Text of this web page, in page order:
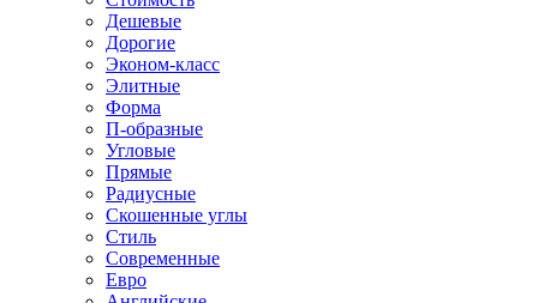
Дешевые
Дорогие
Эконом-класс
Элитные
Форма
П-образные
Угловые
Прямые
Радиусные
Скошенные углы
Стиль
Современные
Евро